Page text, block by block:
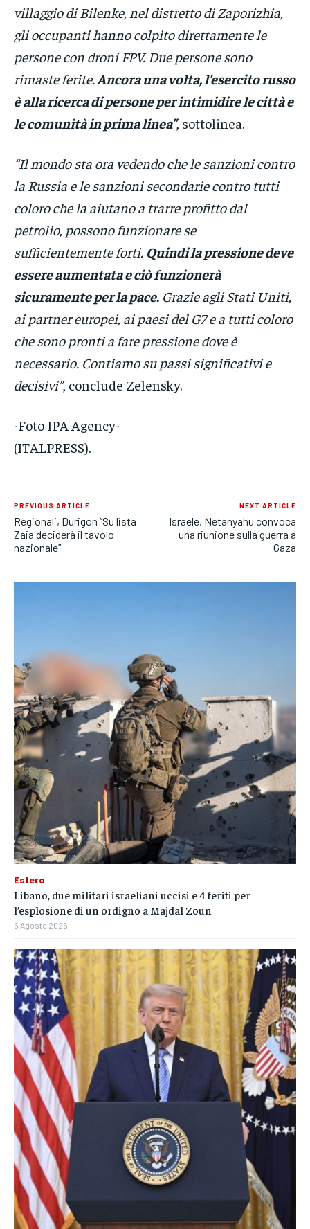
villaggio di Bilenke, nel distretto di Zaporizhia,
gli occupanti hanno colpito direttamente le
persone con droni FPV. Due persone sono
rimaste ferite. Ancora una volta, l’esercito russo
è alla ricerca di persone per intimidire le città e
le comunità in prima linea”, sottolinea.
“Il mondo sta ora vedendo che le sanzioni contro
la Russia e le sanzioni secondarie contro tutti
coloro che la aiutano a trarre profitto dal
petrolio, possono funzionare se
sufficientemente forti. Quindi la pressione deve
essere aumentata e ciò funzionerà
sicuramente per la pace. Grazie agli Stati Uniti,
ai partner europei, ai paesi del G7 e a tutti coloro
che sono pronti a fare pressione dove è
necessario. Contiamo su passi significativi e
decisivi”, conclude Zelensky.
-Foto IPA Agency-
(ITALPRESS).
PREVIOUS ARTICLE
Regionali, Durigon “Su lista
Zaia deciderà il tavolo
nazionale”
NEXT ARTICLE
Israele, Netanyahu convoca
una riunione sulla guerra a
Gaza
Estero
Libano, due militari israeliani uccisi e 4 feriti per
l’esplosione di un ordigno a Majdal Zoun
6 Agosto 2026